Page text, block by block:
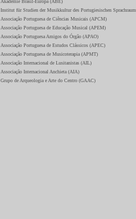
Akademie Brasil-Europa (ABE)
Institut für Studien der Musikkultur des Portugiesischen
Associação Portuguesa de Ciências Musicais (APCM)
Associação Portuguesa de Educação Musical (APEM)
Associação Portuguesa Amigos do Órgão (APAO)
Associação Portuguesa de Estudos Clássicos (APEC)
Associação Portuguesa de Musicoterapia (APMT)
Associação Internacional de Lusitanistas (AIL)
Associação Internacional Anchieta (AIA)
Grupo de Arqueologia e Arte do Centro (GAAC)